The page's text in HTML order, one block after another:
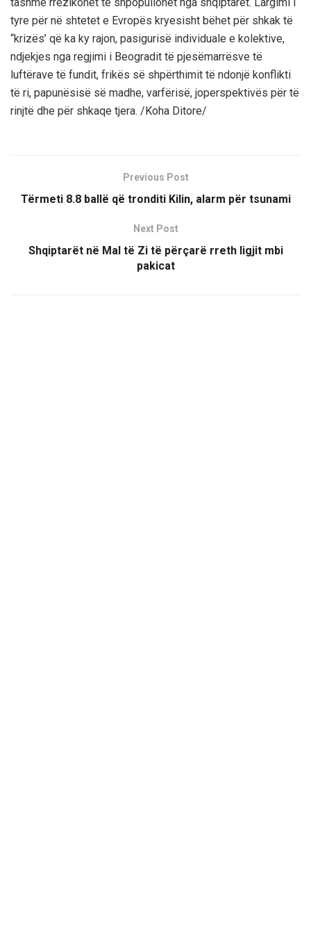
tyre për në shtetet e Evropës kryesisht bëhet për shkak të
“krizës’ që ka ky rajon, pasigurisë individuale e kolektive,
ndjekjes nga regjimi i Beogradit të pjesëmarrësve të
luftërave të fundit, frikës së shpërthimit të ndonjë konflikti
të ri, papunësisë së madhe, varfërisë, joperspektivës për të
rinjtë dhe për shkaqe tjera. /Koha Ditore/
Previous Post
Tërmeti 8.8 ballë që tronditi Kilin, alarm për tsunami
Next Post
Shqiptarët në Mal të Zi të përçarë rreth ligjit mbi
pakicat